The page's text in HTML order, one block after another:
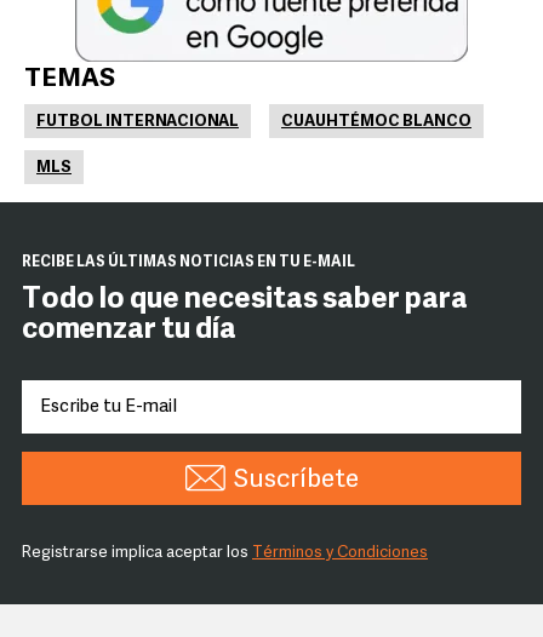
TEMAS
FUTBOL INTERNACIONAL CUAUHTÉMOC BLANCO
MLS
RECIBE LAS ÚLTIMAS NOTICIAS EN TU E-MAIL
Todo lo que necesitas saber para
comenzar tu día
Suscríbete
Registrarse implica aceptar los Términos y Condiciones